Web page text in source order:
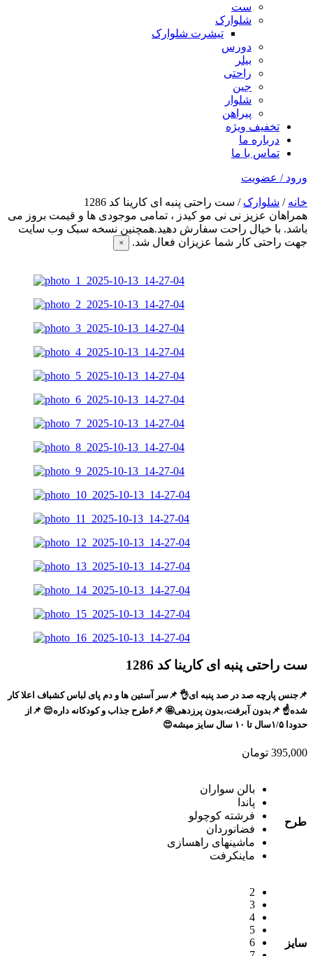
ست
شلوارک
تیشرت شلوارک
دورس
بیلر
راحتی
جین
شلوار
پیراهن
تخفیف ویژه
درباره ما
تماس با ما
ورود / عضویت
خانه / شلوارک / ست راحتی پنبه ای کارینا کد 1286
همراهان عزیز نی نی مو کیدز ، تمامی موجودی ها و قیمت بروز می
باشد. با خیال راحت سفارش دهید.همچنین نسخه سبک وب سایت
جهت راحتی کار شما عزیزان فعال شد.
×
ست راحتی پنبه ای کارینا کد 1286
📌جنس پارچه صد در صد پنبه ای👌 📌سر آستین ها و دم پای لباس کشباف اعلا کار
شده☝️ 📌بدون آبرفت،بدون پرزدهی🤩 📌۶طرح جذاب و کودکانه داره😌 📌از
حدودا ۱/۵سال تا ۱۰ سال سایز میشه😍
395,000 تومان
طرح
بالن سواران
پاندا
فرشته کوچولو
فضانوردان
ماشینهای راهسازی
ماینکرفت
سایز
2
3
4
5
6